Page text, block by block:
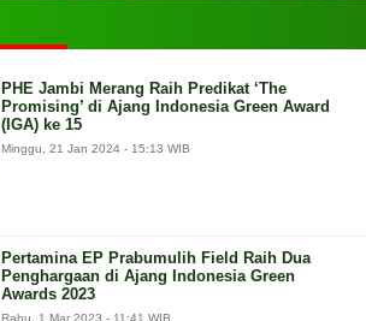
PHE Jambi Merang Raih Predikat ‘The
Promising’ di Ajang Indonesia Green Award
(IGA) ke 15
Minggu, 21 Jan 2024 - 15:13 WIB
Pertamina EP Prabumulih Field Raih Dua
Penghargaan di Ajang Indonesia Green
Awards 2023
Rabu, 1 Mar 2023 - 11:41 WIB